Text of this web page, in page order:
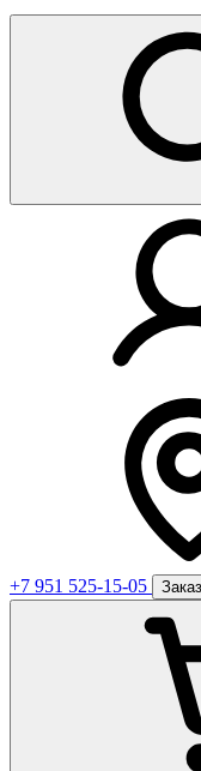
+7 951 525-15-05